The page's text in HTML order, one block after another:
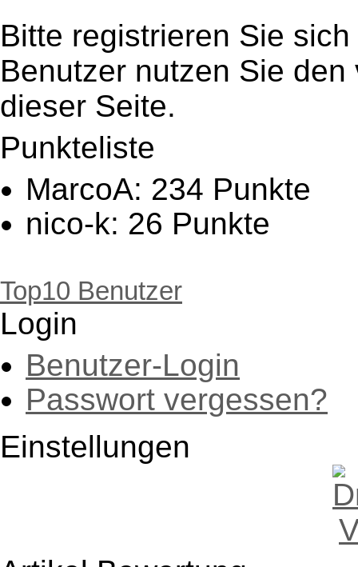
Bitte registrieren Sie sich
Benutzer nutzen Sie
dieser Seite.
Punkteliste
MarcoA: 234 Punkte
nico-k: 26 Punkte
woelfershausen: 18
EnricoM: 17 Punkte
Heyy: 14 Punkte
klaus: 13 Punkte
Wolfgang_Herr: 9
nadjamaus: 8 Punkte
Top10 Benutzer
Login
Benutzer-Login
Passwort vergessen?
Einstellungen